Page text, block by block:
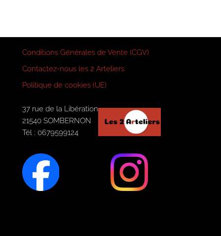
Conditions Générales de Vente (CGV)
Contactez-nous les 2 Arteliers
Politique de cookies (UE)
37 rue de la Libération
21540 SOMBERNON
Tél : 0679599124